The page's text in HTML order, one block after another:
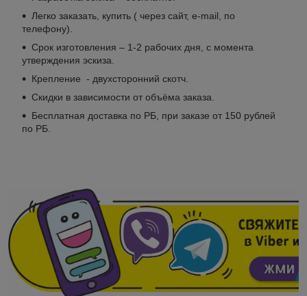
Легко заказать, купить ( через сайт, е-mail, по
телефону).
Срок изготовления – 1-2 рабочих дня, с момента
утверждения эскиза.
Крепление - двухсторонний скотч.
Скидки в зависимости от объёма заказа.
Бесплатная доставка по РБ, при заказе от 150 рублей
по РБ.